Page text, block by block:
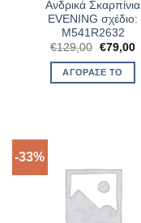
Ανδρικά Σκαρπίνια
EVENING σχέδιο:
M541R2632
€129,00 Original
was:
€129,00.
€79,00Η
ΑΓΌΡΑΣΈ ΤΟ
-33%